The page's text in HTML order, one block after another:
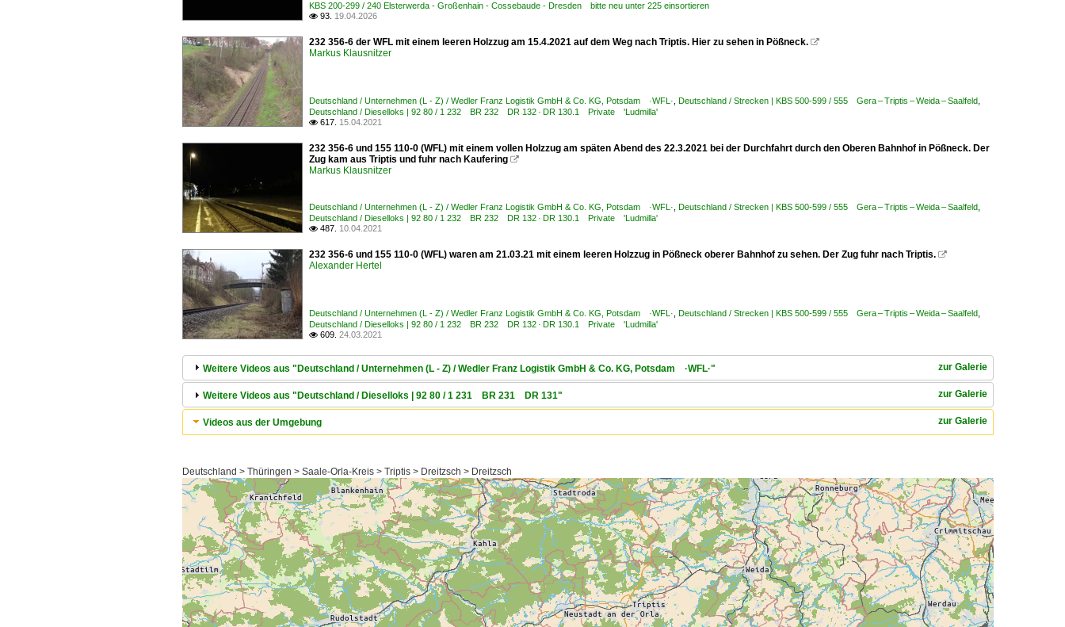
KBS 200-299 / 240 Elsterwerda - Großenhain - Cossebaude - Dresden bitte neu unter 225 einsortieren
 93. 19.04.2026
232 356-6 der WFL mit einem leeren Holzzug am 15.4.2021 auf dem Weg nach Triptis. Hier zu sehen in Pößneck. 
Markus Klausnitzer
Deutschland / Unternehmen (L - Z) / Wedler Franz Logistik GmbH & Co. KG, Potsdam ·WFL· Deutschland / Strecken | KBS 500-599 / 555 Gera – Triptis – Weida – Saalfeld
Deutschland / Dieselloks | 92 80 / 1 232 BR 232 DR 132 · DR 130.1 Private 'Ludmilla'
 617. 15.04.2021
232 356-6 und 155 110-0 (WFL) mit einem vollen Holzzug am späten Abend des 22.3.2021 bei der Durchfahrt durch den Oberen Bahnhof in Pößneck. Der
Zug kam aus Triptis und fuhr nach Kaufering 
Markus Klausnitzer
Deutschland / Unternehmen (L - Z) / Wedler Franz Logistik GmbH & Co. KG, Potsdam ·WFL· Deutschland / Strecken | KBS 500-599 / 555 Gera – Triptis – Weida – Saalfeld
Deutschland / Dieselloks | 92 80 / 1 232 BR 232 DR 132 · DR 130.1 Private 'Ludmilla'
 487. 10.04.2021
232 356-6 und 155 110-0 (WFL) waren am 21.03.21 mit einem leeren Holzzug in Pößneck oberer Bahnhof zu sehen. Der Zug fuhr nach Triptis. 
Alexander Hertel
Deutschland / Unternehmen (L - Z) / Wedler Franz Logistik GmbH & Co. KG, Potsdam ·WFL· Deutschland / Strecken | KBS 500-599 / 555 Gera – Triptis – Weida – Saalfeld
Deutschland / Dieselloks | 92 80 / 1 232 BR 232 DR 132 · DR 130.1 Private 'Ludmilla'
 609. 24.03.2021
zur Galerie
Weitere Videos aus "Deutschland / Unternehmen (L - Z) / Wedler Franz Logistik GmbH & Co. KG, Potsdam ·WFL·"
zur Galerie
Weitere Videos aus "Deutschland / Dieselloks | 92 80 / 1 231 BR 231 DR 131"
zur Galerie
Videos aus der Umgebung
Deutschland > Thüringen > Saale-Orla-Kreis > Triptis > Dreitzsch > Dreitzsch